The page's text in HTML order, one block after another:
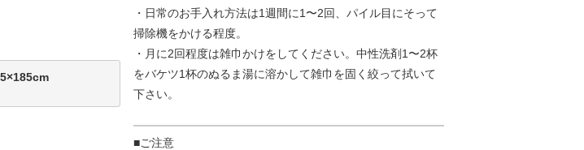
・日常のお手入れ方法は1週間に1〜2回、パイル目にそって
掃除機をかける程度。
・月に2回程度は雑巾かけをしてください。中性洗剤1〜2杯
をバケツ1杯のぬるま湯に溶かして雑巾を固く絞って拭いて
下さい。
■ご注意